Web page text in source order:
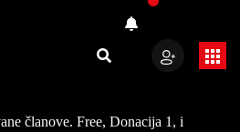
članove. Free, Donacija 1, i